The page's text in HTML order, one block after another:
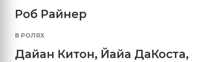
Роб Райнер
В РОЛЯХ
Дайан Китон, Йайа ДаКоста,